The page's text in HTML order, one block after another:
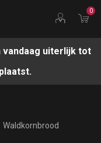
0
uiterlijk tot
Waldkornbrood